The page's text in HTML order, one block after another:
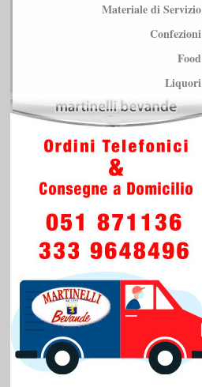
Materiale di Servizio
Confezioni
Food
Liquori